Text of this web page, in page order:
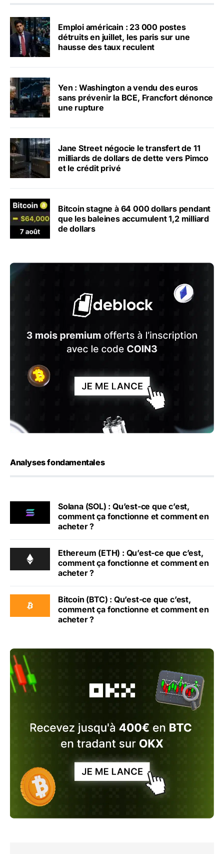
Emploi américain : 23 000 postes
détruits en juillet, les paris sur une
hausse des taux reculent
Yen : Washington a vendu des euros
sans prévenir la BCE, Francfort dénonce
une rupture
Jane Street négocie le transfert de 11
milliards de dollars de dette vers Pimco
et le crédit privé
Bitcoin stagne à 64 000 dollars pendant
que les baleines accumulent 1,2 milliard
de dollars
Analyses fondamentales
Solana (SOL) : Qu’est-ce que c’est,
comment ça fonctionne et comment en
acheter ?
Ethereum (ETH) : Qu’est-ce que c’est,
comment ça fonctionne et comment en
acheter ?
Bitcoin (BTC) : Qu’est-ce que c’est,
comment ça fonctionne et comment en
acheter ?